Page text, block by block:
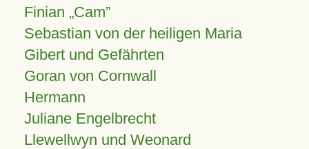
Finian Cam
Sebastian von der heiligen Maria
Gibert und Gefährten
Goran von Cornwall
Hermann
Juliane Engelbrecht
Llewellwyn und Weonard